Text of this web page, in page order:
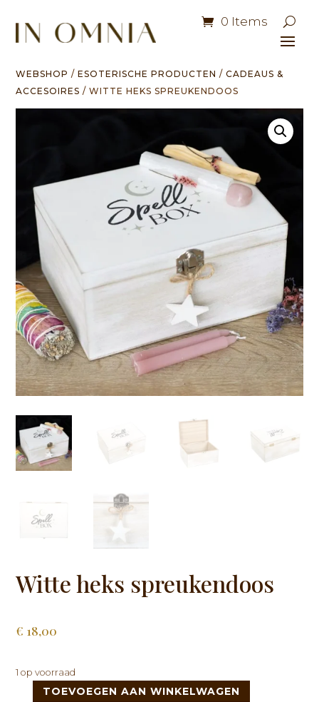
0 Items
WEBSHOP /ESOTERISCHE PRODUCTEN /CADEAUS &
ACCESOIRES / WITTE HEKS SPREUKENDOOS
Witte heks spreukendoos
€ 18,00
1 op voorraad
TOEVOEGEN AAN WINKELWAGEN